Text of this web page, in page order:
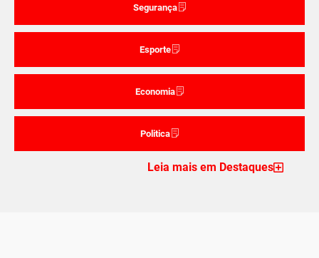
Segurança
Esporte
Economia
Politica
Leia mais em Destaques